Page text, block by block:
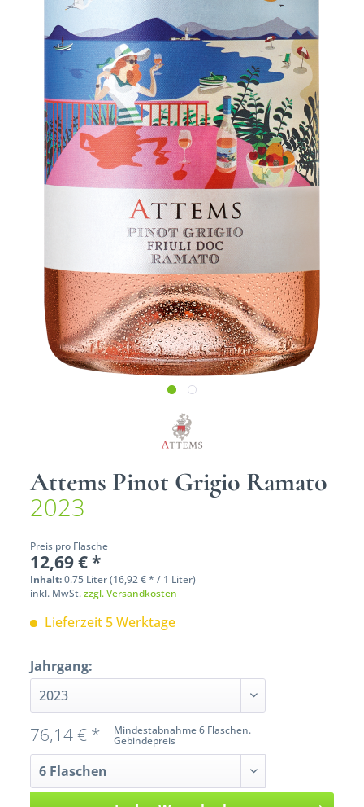
Attems Pinot Grigio Ramato
2023
Preis pro Flasche
12,69 € *
Inhalt:0.75 Liter (16,92 € * / 1 Liter)
inkl. MwSt.zzgl. Versandkosten
Lieferzeit 5 Werktage
Jahrgang:
Mindestabnahme 6 Flaschen.
Gebindepreis
76,14 € *